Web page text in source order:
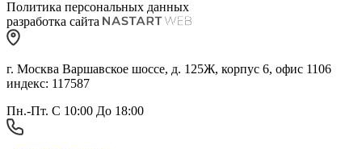
Политика персональных данных
разработка сайта
г. Москва Варшавское шоссе, д. 125Ж, корпус 6, офис 1106
индекс: 117587
Пн.-Пт. С 10:00 До 18:00